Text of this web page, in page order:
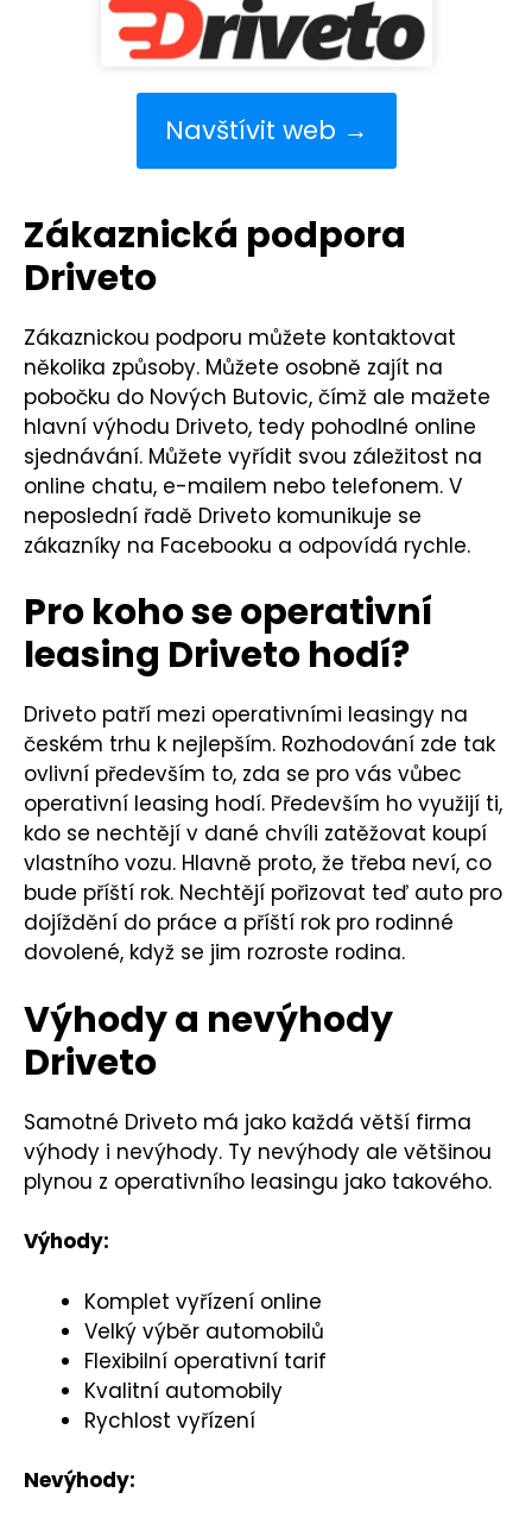
Navštívit web →
Zákaznická podpora
Driveto
Zákaznickou podporu můžete kontaktovat
několika způsoby. Můžete osobně zajít na
pobočku do Nových Butovic, čímž ale mažete
hlavní výhodu Driveto, tedy pohodlné online
sjednávání. Můžete vyřídit svou záležitost na
online chatu, e-mailem nebo telefonem. V
neposlední řadě Driveto komunikuje se
zákazníky na Facebooku a odpovídá rychle.
Pro koho se operativní
leasing Driveto hodí?
Driveto patří mezi operativními leasingy na
českém trhu k nejlepším. Rozhodování zde tak
ovlivní především to, zda se pro vás vůbec
operativní leasing hodí. Především ho využijí ti,
kdo se nechtějí v dané chvíli zatěžovat koupí
vlastního vozu. Hlavně proto, že třeba neví, co
bude příští rok. Nechtějí pořizovat teď auto pro
dojíždění do práce a příští rok pro rodinné
dovolené, když se jim rozroste rodina.
Výhody a nevýhody
Driveto
Samotné Driveto má jako každá větší firma
výhody i nevýhody. Ty nevýhody ale většinou
plynou z operativního leasingu jako takového.
Výhody:
Komplet vyřízení online
Velký výběr automobilů
Flexibilní operativní tarif
Kvalitní automobily
Rychlost vyřízení
Nevýhody: